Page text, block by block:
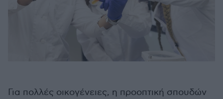
Για πολλές οικογένειες, η προοπτική σπουδών